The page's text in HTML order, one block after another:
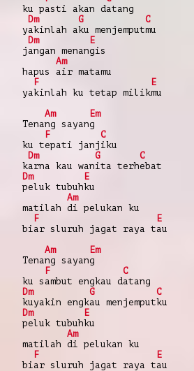
ku pasti akan datang
Dm
G
C
yakinlah aku menjemputmu
Dm
E
jangan menangis
Am
hapus air matamu
F
E
yakinlah ku tetap milikmu
Am
Em
Tenang sayang
F
C
ku tepati janjiku
Dm
G
C
karna kau wanita terhebat
Dm
E
peluk tubuhku
Am
matilah di pelukan ku
F
E
biar sluruh jagat raya tau
Am
Em
Tenang sayang
F
C
ku sambut engkau datang
Dm
G
C
kuyakin engkau menjemputku
Dm
E
peluk tubuhku
Am
matilah di pelukan ku
F
E
biar sluruh jagat raya tau